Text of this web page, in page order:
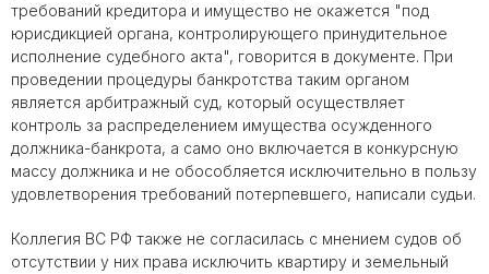
требований кредитора и имущество не окажется "под
юрисдикцией органа, контролирующего принудительное
исполнение судебного акта", говорится в документе. При
проведении процедуры банкротства таким органом
является арбитражный суд, который осуществляет
контроль за распределением имущества осужденного
должника-банкрота, а само оно включается в конкурсную
массу должника и не обособляется исключительно в пользу
удовлетворения требований потерпевшего, написали судьи.
Коллегия ВС РФ также не согласилась с мнением судов об
отсутствии у них права исключить квартиру и земельный